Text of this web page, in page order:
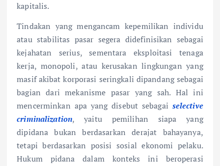
kapitalis.
Tindakan yang mengancam kepemilikan individu
atau stabilitas pasar segera didefinisikan sebagai
kejahatan serius, sementara eksploitasi tenaga
kerja, monopoli, atau kerusakan lingkungan yang
masif akibat korporasi seringkali dipandang sebagai
bagian dari mekanisme pasar yang sah. Hal ini
mencerminkan apa yang disebut sebagai selective
criminalization, yaitu pemilihan siapa yang
dipidana bukan berdasarkan derajat bahayanya,
tetapi berdasarkan posisi sosial ekonomi pelaku.
Hukum pidana dalam konteks ini beroperasi